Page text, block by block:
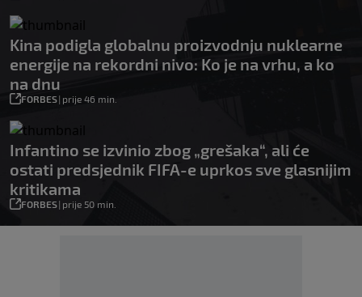
Kina podigla globalnu proizvodnju nuklearne
energije na rekordni nivo: Ko je na vrhu, a ko
na dnu
FORBES| prije 46 min.
Infantino se izvinio zbog „grešaka“, ali će
ostati predsjednik FIFA-e uprkos sve glasnijim
kritikama
FORBES| prije 50 min.